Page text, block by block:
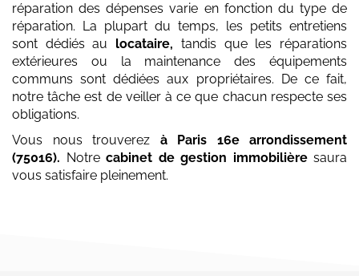
réparation des dépenses varie en fonction du type de
réparation. La plupart du temps, les petits entretiens
sont dédiés au locataire, tandis que les réparations
extérieures ou la maintenance des équipements
communs sont dédiées aux propriétaires. De ce fait,
notre tâche est de veiller à ce que chacun respecte ses
obligations.
Vous nous trouverez à Paris 16e arrondissement
(75016). Notre cabinet de gestion immobilière saura
vous satisfaire pleinement.